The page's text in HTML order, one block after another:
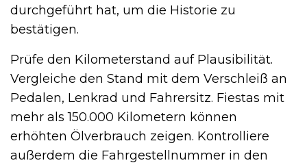
durchgeführt hat, um die Historie zu
bestätigen.
Prüfe den Kilometerstand auf Plausibilität.
Vergleiche den Stand mit dem Verschleiß an
Pedalen, Lenkrad und Fahrersitz. Fiestas mit
mehr als 150.000 Kilometern können
erhöhten Ölverbrauch zeigen. Kontrolliere
außerdem die Fahrgestellnummer in den